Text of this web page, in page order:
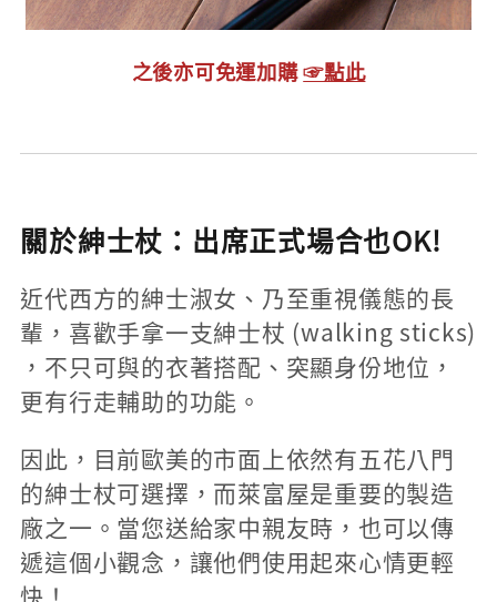
之後亦可免運加購☞點此
關於紳士杖：出席正式場合也OK!
近代西方的紳士淑女、乃至重視儀態的長
輩，喜歡手拿一支紳士杖 (walking sticks)
，不只可與的衣著搭配、突顯身份地位，
更有行走輔助的功能。
因此，目前歐美的市面上依然有五花八門
的紳士杖可選擇，而萊富屋是重要的製造
廠之一。當您送給家中親友時，也可以傳
遞這個小觀念，讓他們使用起來心情更輕